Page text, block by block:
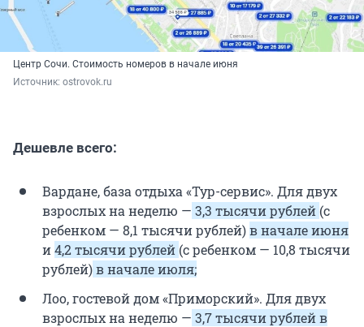
Центр Сочи. Стоимость номеров в начале июня
Источник: ostrovok.ru
Дешевле всего:
Вардане, база отдыха «Тур-сервис». Для двух
взрослых на неделю — 3,3 тысячи рублей (с
ребенком — 8,1 тысячи рублей)в начале июня
и4,2 тысячи рублей (с ребенком — 10,8 тысячи
рублей)в начале июля;
Лоо, гостевой дом «Приморский». Для двух
взрослых на неделю — 3,7 тысячи рублей в